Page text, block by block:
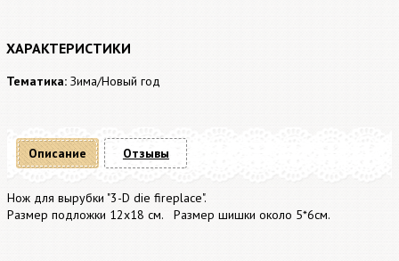
ХАРАКТЕРИСТИКИ
Тематика: Зима/Новый год
Описание
Нож для вырубки "3-D die fireplace".
Размер подложки 12х18 см. Размер шишки около 5*6см.
Отзывы